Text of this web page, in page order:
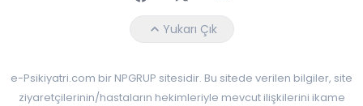
FaceebokTwitterYoutube
Yukarı Çık
e-Psikiyatri.com bir NPGRUP sitesidir. Bu sitede verilen bilgiler, site
ziyaretçilerinin/hastaların hekimleriyle mevcut ilişkilerini ikame